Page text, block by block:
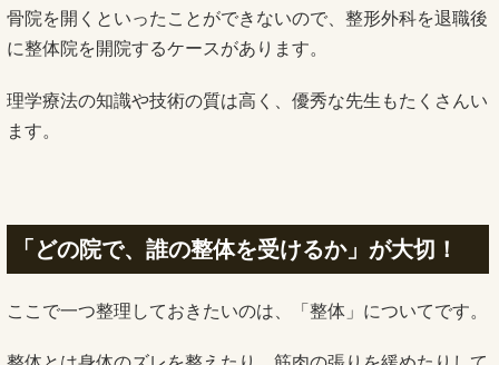
骨院を開くといったことができないので、整形外科を退職後
に整体院を開院するケースがあります。
理学療法の知識や技術の質は高く、優秀な先生もたくさんい
ます。
「どの院で、誰の整体を受けるか」が大切！
ここで一つ整理しておきたいのは、「整体」についてです。